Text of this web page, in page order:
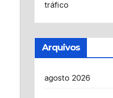
tráfico
Arquivos
agosto 2026